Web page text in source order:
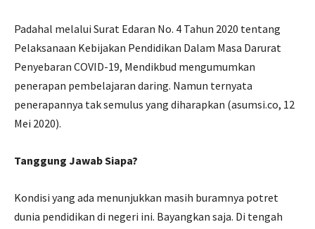
Padahal melalui Surat Edaran No. 4 Tahun 2020 tentang
Pelaksanaan Kebijakan Pendidikan Dalam Masa Darurat
Penyebaran COVID-19, Mendikbud mengumumkan
penerapan pembelajaran daring. Namun ternyata
penerapannya tak semulus yang diharapkan (asumsi.co, 12
Mei 2020).
Tanggung Jawab Siapa?
Kondisi yang ada menunjukkan masih buramnya potret
dunia pendidikan di negeri ini. Bayangkan saja. Di tengah